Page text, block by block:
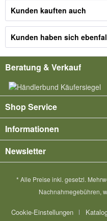
Kunden kauften auch
Kunden haben sich
Beratung & Verkauf
Shop Service
Informationen
Newsletter
* Alle Preise inkl. gesetzl.
Nachnahmegebühren,
Cookie-Einstellungen